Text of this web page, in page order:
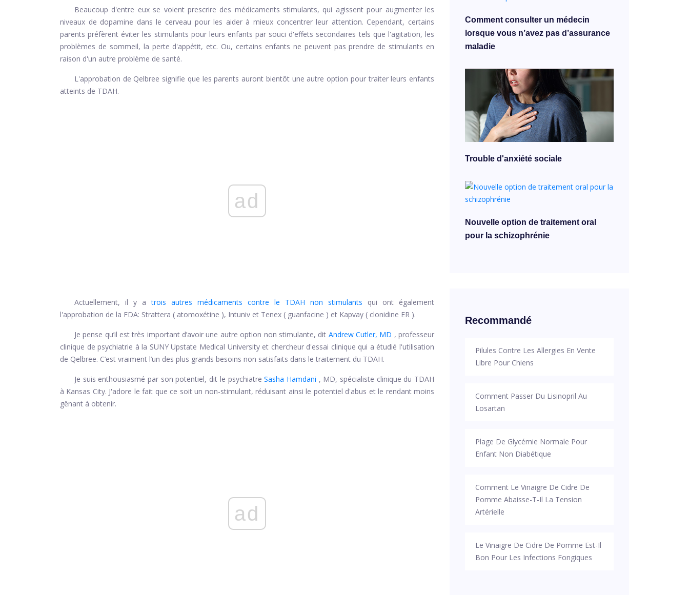
Beaucoup d'entre eux se voient prescrire des médicaments stimulants, qui agissent pour augmenter les
niveaux de dopamine dans le cerveau pour les aider à mieux concentrer leur attention. Cependant, certains
parents préfèrent éviter les stimulants pour leurs enfants par souci d'effets secondaires tels que l'agitation, les
problèmes de sommeil, la perte d'appétit, etc. Ou, certains enfants ne peuvent pas prendre de stimulants en
raison d'un autre problème de santé.
L'approbation de Qelbree signifie que les parents auront bientôt une autre option pour traiter leurs enfants
atteints de TDAH.
ad
Actuellement, il y a trois autres médicaments contre le TDAH non stimulants
qui ont également
l'approbation de la FDA: Strattera ( atomoxétine ), Intuniv et Tenex ( guanfacine ) et Kapvay ( clonidine ER ).
Je pense qu’il est très important d’avoir une autre option non stimulante, dit Andrew Cutler, MD , professeur
clinique de psychiatrie à la SUNY Upstate Medical University et chercheur d'essai clinique qui a étudié l'utilisation
de Qelbree. C’est vraiment l’un des plus grands besoins non satisfaits dans le traitement du TDAH.
Je suis enthousiasmé par son potentiel, dit le psychiatre Sasha Hamdani , MD, spécialiste clinique du TDAH
à Kansas City. J'adore le fait que ce soit un non-stimulant, réduisant ainsi le potentiel d'abus et le rendant moins
gênant à obtenir.
ad
Comment consulter un médecin
lorsque vous n’avez pas d’assurance
maladie
Trouble d'anxiété sociale
Nouvelle option de traitement oral
pour la schizophrénie
Recommandé
Pilules Contre Les Allergies En Vente
Libre Pour Chiens
Comment Passer Du Lisinopril Au
Losartan
Plage De Glycémie Normale Pour
Enfant Non Diabétique
Comment Le Vinaigre De Cidre De
Pomme Abaisse-T-Il La Tension
Artérielle
Le Vinaigre De Cidre De Pomme Est-Il
Bon Pour Les Infections Fongiques